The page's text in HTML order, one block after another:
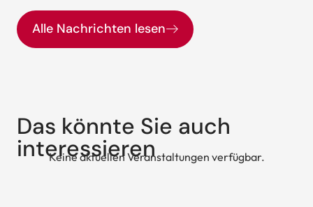
Alle Nachrichten lesen
Das könnte Sie auch
interessieren
Keine aktuellen Veranstaltungen verfügbar.